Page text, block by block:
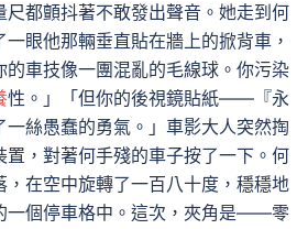
尺都顫抖著不敢發出聲音。她走到何
眼他那輛垂直貼在牆上的掀背車，
的車技像一團混亂的毛線球。你污染
性。」「但你的後視鏡貼紙——『永
一絲愚蠢的勇氣。」車影大人突然掏
置，對著何手殘的車子按了一下。何
，在空中旋轉了一百八十度，穩穩地
一個停車格中。這次，夾角是——零